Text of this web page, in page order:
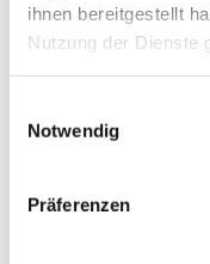
ihnen bereitgestellt
Nutzung der Dienste
Notwendig
Präferenzen
(Quelle: Landkreis